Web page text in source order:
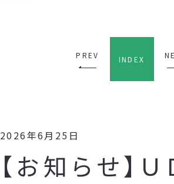
PREV INDEX
2026年6月25日
【お知らせ】